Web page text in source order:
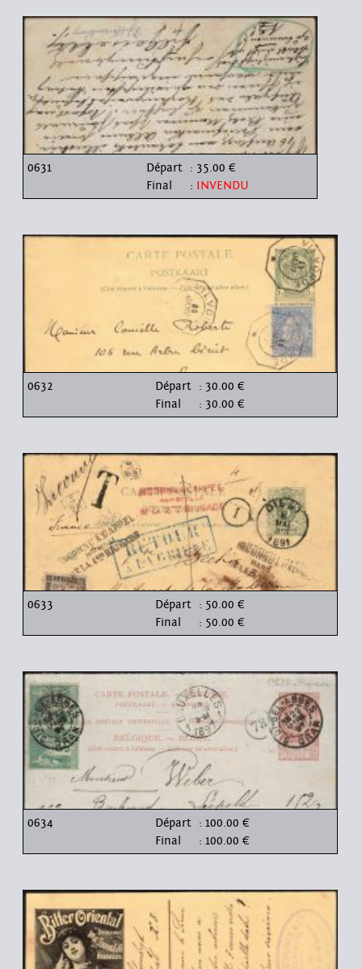
0631 Départ : 35.00 €
Final
: INVENDU
0632 Départ : 30.00 €
Final
: 30.00 €
0633 Départ : 50.00 €
Final
: 50.00 €
0634 Départ : 100.00 €
Final
: 100.00 €